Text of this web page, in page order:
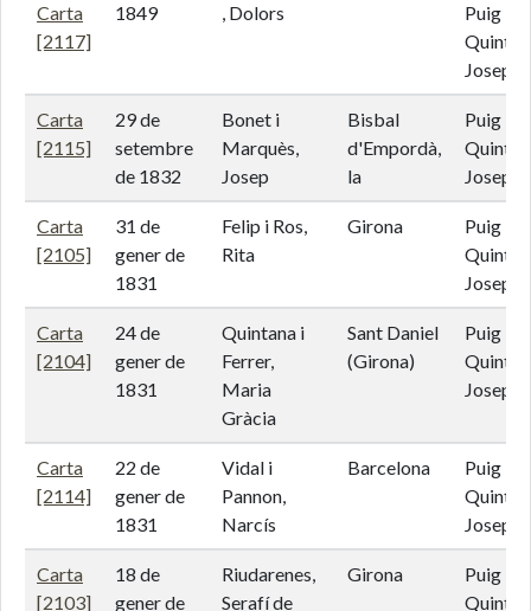
Carta
[2117]
1849 , Dolors
Puig i
Josep
Carta
[2115]
29 de
setembre
de 1832
Bonet i
Marquès,
Josep
Bisbal
d'Empordà,
la
Puig i
Josep
Carta
[2105]
31 de
gener de
1831
Felip i Ros,
Rita
Girona
Puig i
Josep
Carta
[2104]
24 de
gener de
1831
Quintana i
Ferrer,
Maria
Gràcia
Sant Daniel
(Girona)
Puig i
Josep
Carta
[2114]
22 de
gener de
1831
Vidal i
Pannon,
Narcís
Barcelona
Puig i
Josep
Carta
[2103]
18 de
gener de
Riudarenes,
Serafí de
Girona
Puig i